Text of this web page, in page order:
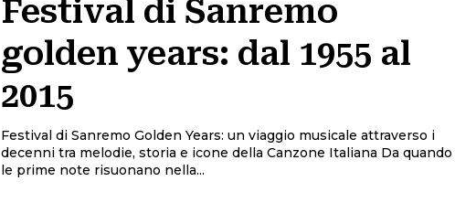
Festival di Sanremo
golden years: dal 1955 al
2015
Festival di Sanremo Golden Years: un viaggio musicale attraverso i
decenni tra melodie, storia e icone della Canzone Italiana Da quando
le prime note risuonano nella...